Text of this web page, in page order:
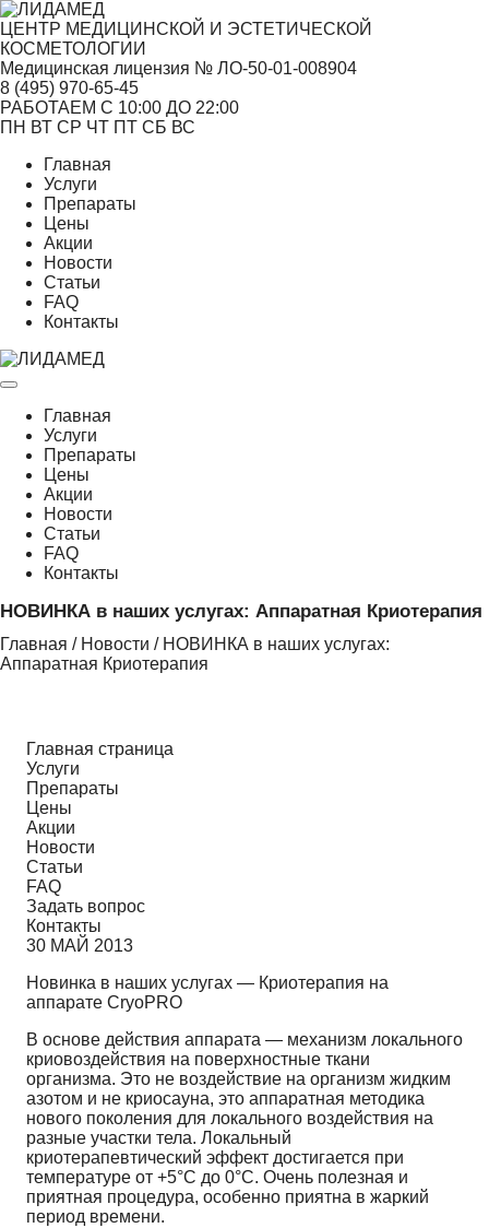
ЦЕНТР МЕДИЦИНСКОЙ И ЭСТЕТИЧЕСКОЙ
КОСМЕТОЛОГИИ
Медицинская лицензия № ЛО-50-01-008904
8 (495) 970-65-45
РАБОТАЕМ С 10:00 ДО 22:00
ПН ВТ СР ЧТ ПТ СБ ВС
Главная
Услуги
Препараты
Цены
Акции
Новости
Статьи
FAQ
Контакты
Главная
Услуги
Препараты
Цены
Акции
Новости
Статьи
FAQ
Контакты
НОВИНКА в наших услугах: Аппаратная Криотерапия
Главная / Новости / НОВИНКА в наших услугах:
Аппаратная Криотерапия
Главная страница
Услуги
Препараты
Цены
Акции
Новости
Статьи
FAQ
Задать вопрос
Контакты
30 МАЙ 2013
Новинка в наших услугах — Криотерапия на
аппарате CryoPRO
В основе действия аппарата — механизм локального
криовоздействия на поверхностные ткани
организма. Это не воздействие на организм жидким
азотом и не криосауна, это аппаратная методика
нового поколения для локального воздействия на
разные участки тела. Локальный
криотерапевтический эффект достигается при
температуре от +5°С до 0°С. Очень полезная и
приятная процедура, особенно приятна в жаркий
период времени.